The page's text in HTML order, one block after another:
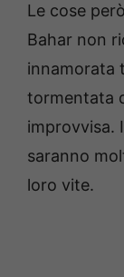
Le cose
Bahar non
innamorata
tormentata
improvvisa.
saranno
loro vite.